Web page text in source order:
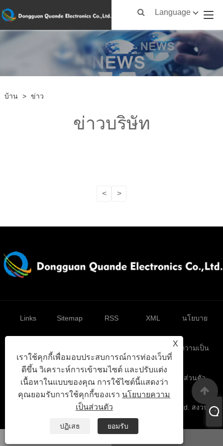
Language
บ้าน > ข่าว
ข่าวบริษัท
< >
X
เราใช้คุกกี้เพื่อมอบประสบการณ์การท่องเว็บที่
ดีขึ้น วิเคราะห์การเข้าชมไซต์ และปรับแต่ง
เนื้อหาในแบบของคุณ การใช้ไซต์นี้แสดงว่า
คุณยอมรับการใช้คุกกี้ของเรา นโยบายความ
เป็นส่วนตัว
ปฏิเสธ
ยอมรับ
Links Sitemap RSS XML นโยบาย
ความเป็น
ส่วนตัว
ลิขสิทธิ์© 2025 Dongguan Quande Electronics Co. , Ltd. สงวน
ลิขสิทธิ์